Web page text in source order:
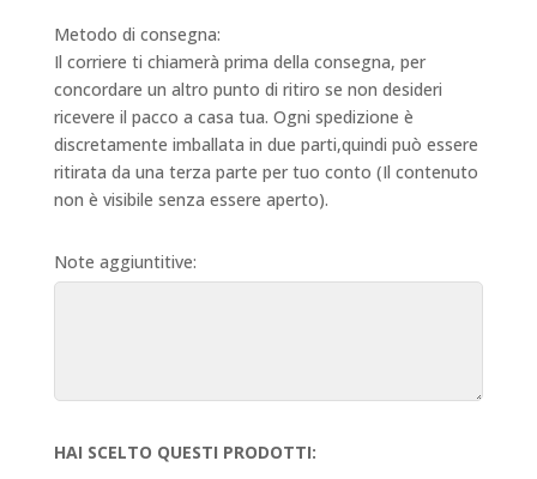
Metodo di consegna:
Il corriere ti chiamerà prima della consegna, per
concordare un altro punto di ritiro se non desideri
ricevere il pacco a casa tua. Ogni spedizione è
discretamente imballata in due parti,quindi può essere
ritirata da una terza parte per tuo conto (Il contenuto
non è visibile senza essere aperto).
Note aggiuntitive:
HAI SCELTO QUESTI PRODOTTI: